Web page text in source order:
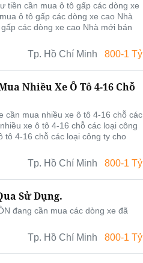
tiền cần mua ô tô gấp các dòng xe
ô tô gấp các dòng xe cao Nhà
các dòng xe cao Nhà mới bán
Tp. Hồ Chí Minh 800-1 Tỷ
Nhiều Xe Ô Tô 4-16 Chỗ
cần mua nhiều xe ô tô 4-16 chỗ các
xe ô tô 4-16 chỗ các loại công
tô 4-16 chỗ các loại công ty cho
Tp. Hồ Chí Minh 800-1 Tỷ
Sử Dụng.
đang cần mua các dòng xe đã
Tp. Hồ Chí Minh 800-1 Tỷ